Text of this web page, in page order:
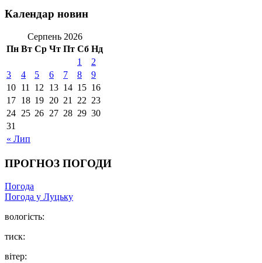
Календар новин
Серпень 2026
Пн Вт Ср Чт Пт Сб Нд
« Лип
1
2
3
4 5 6 7 8
9
10 11 12 13 14 15 16
17 18 19 20 21 22 23
24 25 26 27 28 29 30
31
ПРОГНОЗ ПОГОДИ
Погода
Погода у Луцьку
вологість:
тиск:
вітер: